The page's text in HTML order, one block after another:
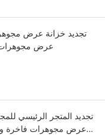
تجديد خزانة عرض
عرض مجوهرات
تجديد المتجر الرئيسي
عرض مجوهرات فاخرة